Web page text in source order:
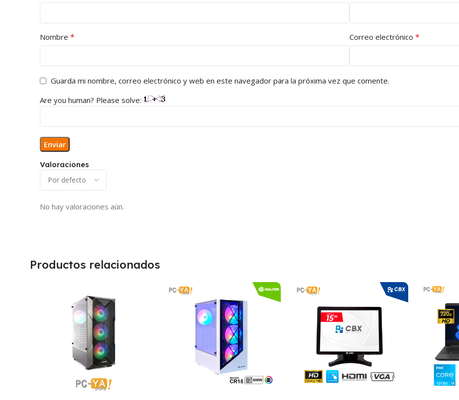
Valoraciones
No hay valoraciones aún.
Nombre * Correo electrónico *
Guarda mi nombre, correo electrónico y web en este navegador para la próxima vez que comente.
Are you human? Please solve:
Productos relacionados